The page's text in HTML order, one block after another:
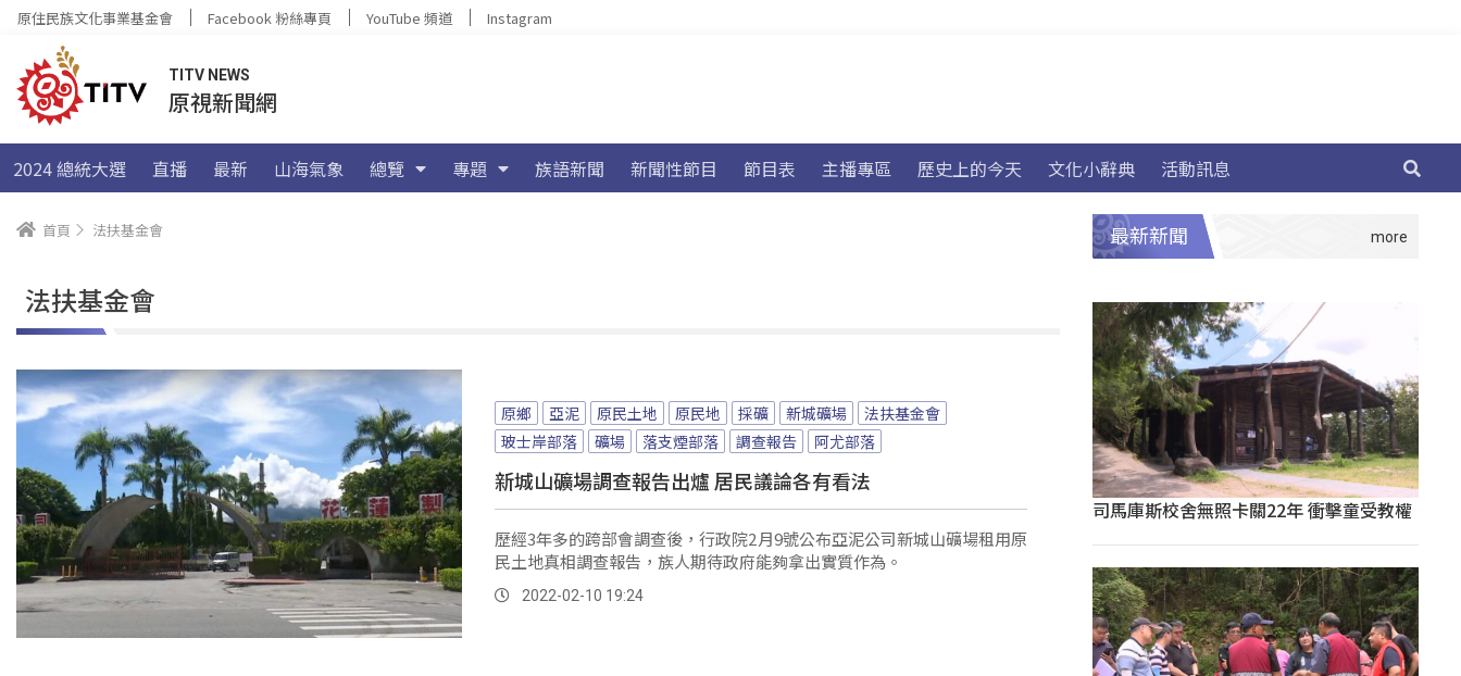
原住民族文化事業基金會 Facebook 粉絲專頁 YouTube 頻道 Instagram
TITV NEWS
原視新聞網
2024 總統大選 直播 最新 山海氣象 總覽 專題 族語新聞 新聞性節目 節目表 主播專區 歷史上的今天 文化小辭典 活動訊息
首頁 法扶基金會
法扶基金會
原鄉 亞泥 原民土地 原民地 採礦 新城礦場
法扶基金會
玻士岸部落
礦場 落支煙部落 調查報告 阿尤部落
新城山礦場調查報告出爐 居民議論各有看法
歷經3年多的跨部會調查後，行政院2月9號公布亞泥公司新城山礦場租用原
民土地真相調查報告，族人期待政府能夠拿出實質作為。
2022-02-10 19:24
最新新聞
司馬庫斯校舍無照卡關22年 衝擊童受教權